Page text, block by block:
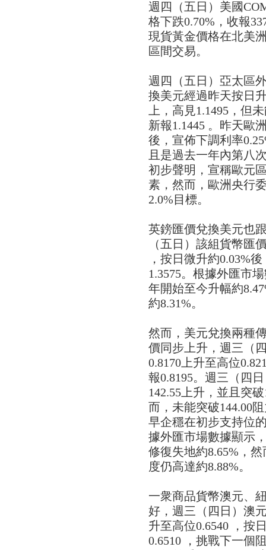
週四（五日）美國
格下跌0.70%，收報
現貨黃金價格在北美
區間交易。
週四（五日）亞太區
換美元經過昨天按日
上，高見1.1495，但
新報1.1445 。昨天歐
後，宣佈下調利率
且是過去一年內第八
初步聲明，宣稱歐元
素，然而，歐洲央行
2.0%目標。
英鎊匯價兌換美元也
（五日）該組貨幣匯
，按日微升約0.03%
1.3575。根據外匯市
年開始至今升幅約
約8.31%。
然而，美元兌換兩種
價同步上升，週三（
0.8170上升至高位
報0.8195。週三（四
142.55上升，並且突
而，未能突破144.00
早企穩在初步支持位
據外匯市場數據顯示
修復失地約8.65%，
度仍高達約8.88%。
一衆商品貨幣澳元、
好，週三（四日）澳
升至高位0.6540 ，按
0.6510 ，挑戰下一個